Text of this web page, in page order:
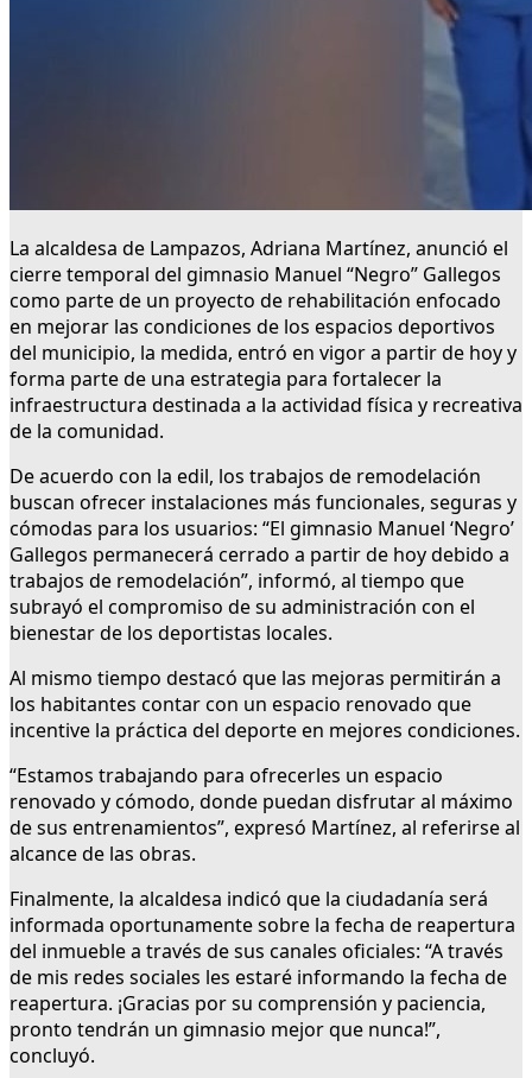
La alcaldesa de Lampazos, Adriana Martínez, anunció el
cierre temporal del gimnasio Manuel “Negro” Gallegos
como parte de un proyecto de rehabilitación enfocado
en mejorar las condiciones de los espacios deportivos
del municipio, la medida, entró en vigor a partir de hoy y
forma parte de una estrategia para fortalecer la
infraestructura destinada a la actividad física y recreativa
de la comunidad.
De acuerdo con la edil, los trabajos de remodelación
buscan ofrecer instalaciones más funcionales, seguras y
cómodas para los usuarios: “El gimnasio Manuel ‘Negro’
Gallegos permanecerá cerrado a partir de hoy debido a
trabajos de remodelación”, informó, al tiempo que
subrayó el compromiso de su administración con el
bienestar de los deportistas locales.
Al mismo tiempo destacó que las mejoras permitirán a
los habitantes contar con un espacio renovado que
incentive la práctica del deporte en mejores condiciones.
“Estamos trabajando para ofrecerles un espacio
renovado y cómodo, donde puedan disfrutar al máximo
de sus entrenamientos”, expresó Martínez, al referirse al
alcance de las obras.
Finalmente, la alcaldesa indicó que la ciudadanía será
informada oportunamente sobre la fecha de reapertura
del inmueble a través de sus canales oficiales: “A través
de mis redes sociales les estaré informando la fecha de
reapertura. ¡Gracias por su comprensión y paciencia,
pronto tendrán un gimnasio mejor que nunca!”,
concluyó.